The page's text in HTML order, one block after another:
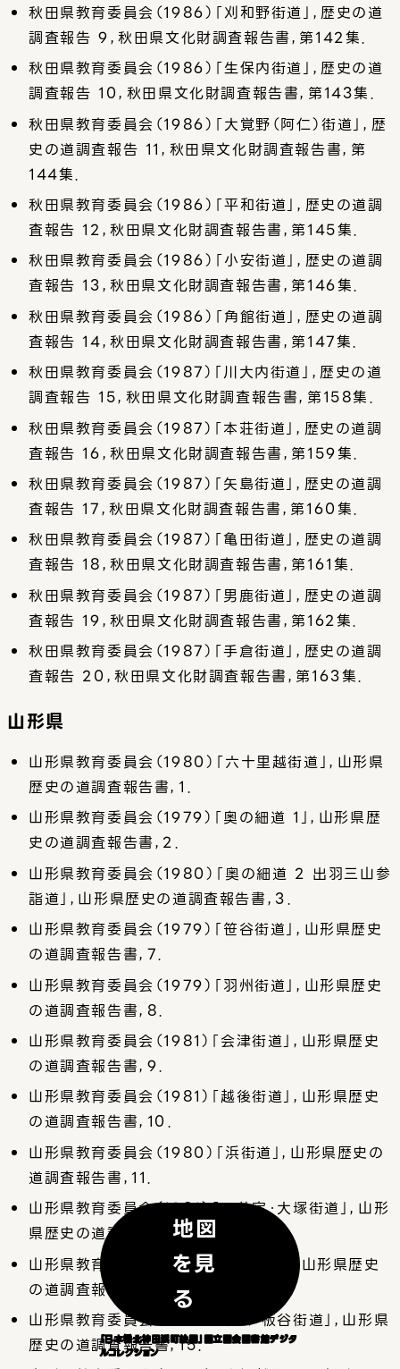
地図
を見
る
「日本橋北神田浜町絵図」国立国会図書館デジタ
ルコレクション
秋田県教育委員会（1986）「刈和野街道」，歴史の道
調査報告 9，秋田県文化財調査報告書，第142集．
秋田県教育委員会（1986）「生保内街道」，歴史の道
調査報告 10，秋田県文化財調査報告書，第143集．
秋田県教育委員会（1986）「大覚野（阿仁）街道」，歴
史の道調査報告 11，秋田県文化財調査報告書，第
144集．
秋田県教育委員会（1986）「平和街道」，歴史の道調
査報告 12，秋田県文化財調査報告書，第145集．
秋田県教育委員会（1986）「小安街道」，歴史の道調
査報告 13，秋田県文化財調査報告書，第146集．
秋田県教育委員会（1986）「角館街道」，歴史の道調
査報告 14，秋田県文化財調査報告書，第147集．
秋田県教育委員会（1987）「川大内街道」，歴史の道
調査報告 15，秋田県文化財調査報告書，第158集．
秋田県教育委員会（1987）「本荘街道」，歴史の道調
査報告 16，秋田県文化財調査報告書，第159集．
秋田県教育委員会（1987）「矢島街道」，歴史の道調
査報告 17，秋田県文化財調査報告書，第160集．
秋田県教育委員会（1987）「亀田街道」，歴史の道調
査報告 18，秋田県文化財調査報告書，第161集．
秋田県教育委員会（1987）「男鹿街道」，歴史の道調
査報告 19，秋田県文化財調査報告書，第162集．
秋田県教育委員会（1987）「手倉街道」，歴史の道調
査報告 20，秋田県文化財調査報告書，第163集．
山形県
山形県教育委員会（1980）「六十里越街道」，山形県
歴史の道調査報告書，1．
山形県教育委員会（1979）「奥の細道 1」，山形県歴
史の道調査報告書，2．
山形県教育委員会（1980）「奥の細道 2 出羽三山参
詣道」，山形県歴史の道調査報告書，3．
山形県教育委員会（1979）「笹谷街道」，山形県歴史
の道調査報告書，7．
山形県教育委員会（1979）「羽州街道」，山形県歴史
の道調査報告書，8．
山形県教育委員会（1981）「会津街道」，山形県歴史
の道調査報告書，9．
山形県教育委員会（1981）「越後街道」，山形県歴史
の道調査報告書，10．
山形県教育委員会（1980）「浜街道」，山形県歴史の
道調査報告書，11．
山形県教育委員会（1981）「二井宿・大塚街道」，山形
県歴史の道調査報告書，12．
山形県教育委員会（1981）「小国街道」，山形県歴史
の道調査報告書，13．
山形県教育委員会（1981）「米沢・板谷街道」，山形県
歴史の道調査報告書，15．